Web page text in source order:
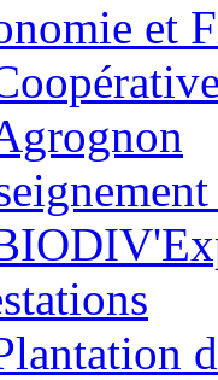
et